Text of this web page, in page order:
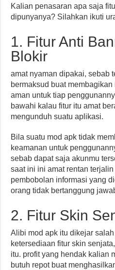
Kalian penasaran apa saja
dipunyanya? Silahkan ikuti
1. Fitur Anti
Blokir
amat nyaman dipakai, sebab
bermaksud buat
aman untuk tiap
bawahi kalau fitur itu amat
mengunduh suatu aplikasi.
Bila suatu mod apk tidak
keamanan untuk
sebab dapat saja akunmu
saat ini ini amat rentan
pembobolan informasi yang
orang tidak bertanggung
2. Fitur Skin
Alibi mod apk itu dikejar
ketersediaan fitur skin
itu. profit yang hendak kalian
butuh repot buat